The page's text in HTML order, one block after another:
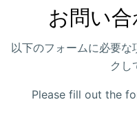
お問い
以下のフォームに必要
クし
Please fill out the